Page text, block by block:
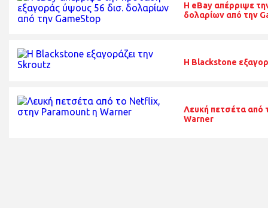
H eBay απέρριψε
δολαρίων από την
Η Blackstone
Λευκή πετσέτα από
Warner